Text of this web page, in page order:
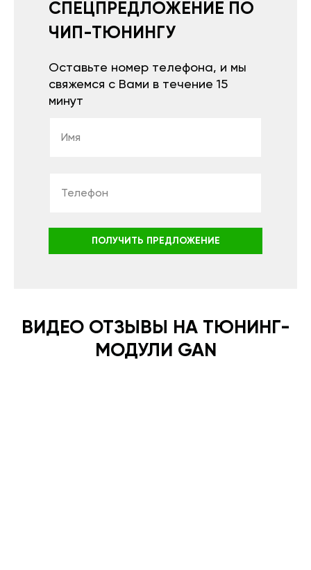
СПЕЦПРЕДЛОЖЕНИЕ ПО
ЧИП-ТЮНИНГУ
Оставьте номер телефона, и мы
свяжемся с Вами в течение 15
минут
ПОЛУЧИТЬ ПРЕДЛОЖЕНИЕ
ВИДЕО ОТЗЫВЫ НА ТЮНИНГ-
МОДУЛИ GAN